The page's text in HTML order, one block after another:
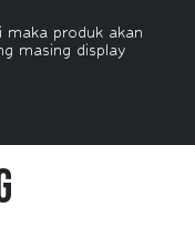
maka produk akan
masing display